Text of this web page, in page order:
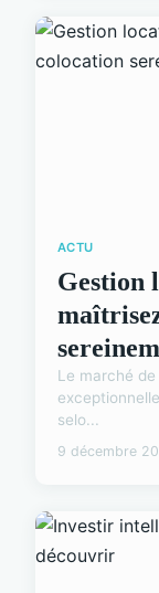
ACTU
Gestion
Le marché
selo...
9 décembre